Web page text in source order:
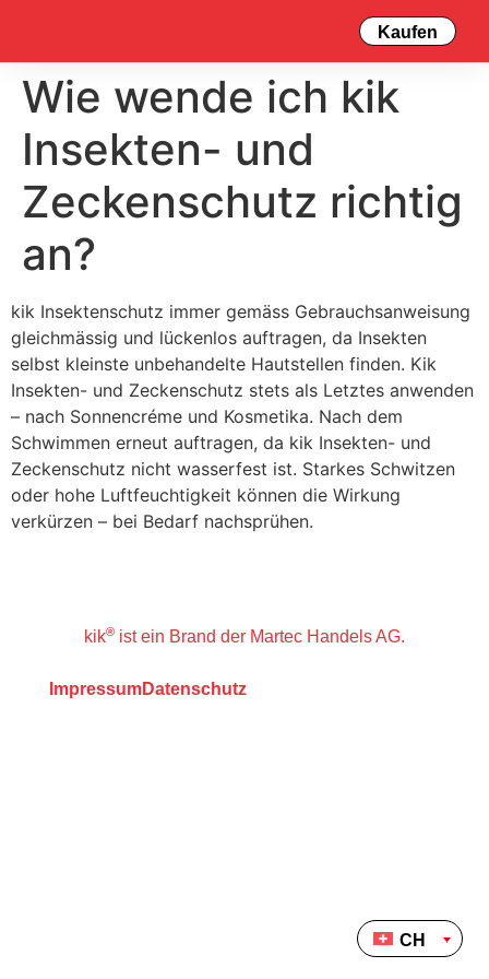
Kaufen
CH
Wie wende ich kik
Insekten- und
Zeckenschutz richtig
an?
kik Insektenschutz immer gemäss Gebrauchsanweisung
gleichmässig und lückenlos auftragen, da Insekten
selbst kleinste unbehandelte Hautstellen finden. Kik
Insekten- und Zeckenschutz stets als Letztes anwenden
– nach Sonnencréme und Kosmetika. Nach dem
Schwimmen erneut auftragen, da kik Insekten- und
Zeckenschutz nicht wasserfest ist. Starkes Schwitzen
oder hohe Luftfeuchtigkeit können die Wirkung
verkürzen – bei Bedarf nachsprühen.
kik® ist ein Brand der Martec Handels AG.
ImpressumDatenschutz